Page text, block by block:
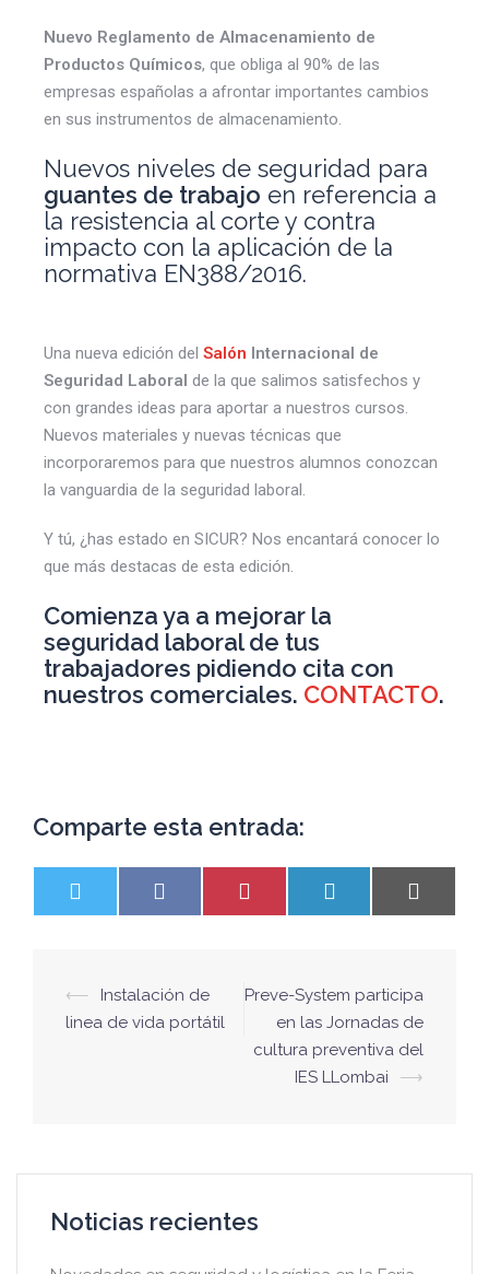
Nuevo Reglamento de Almacenamiento de
Productos Químicos, que obliga al 90% de las
empresas españolas a afrontar importantes cambios
en sus instrumentos de almacenamiento.
Nuevos niveles de seguridad para
guantes de trabajo en referencia a
la resistencia al corte y contra
impacto con la aplicación de la
normativa EN388/2016.
Una nueva edición del Salón Internacional de
Seguridad Laboral de la que salimos satisfechos y
con grandes ideas para aportar a nuestros cursos.
Nuevos materiales y nuevas técnicas que
incorporaremos para que nuestros alumnos conozcan
la vanguardia de la seguridad laboral.
Y tú, ¿has estado en SICUR? Nos encantará conocer lo
que más destacas de esta edición.
Comienza ya a mejorar la
seguridad laboral de tus
trabajadores pidiendo cita con
nuestros comerciales. CONTACTO.
Comparte esta entrada:
⟵
Instalación de
linea de vida portátil
Preve-System participa
en las Jornadas de
cultura preventiva del
IES LLombai
⟶
Noticias recientes